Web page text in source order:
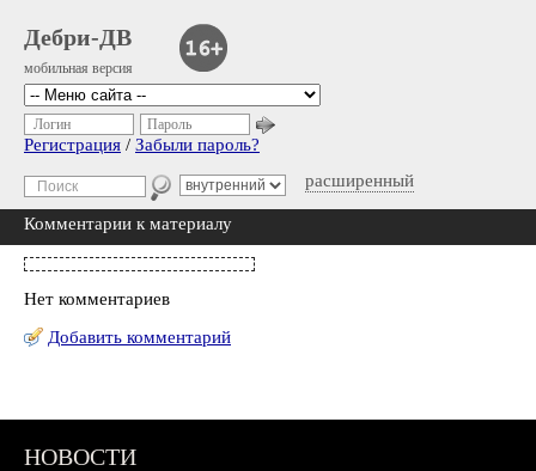
Дебри-ДВ
мобильная версия
расширенный
Логин Пароль
Регистрация / Забыли пароль?
Комментарии к материалу
Нет комментариев
Добавить комментарий
НОВОСТИ